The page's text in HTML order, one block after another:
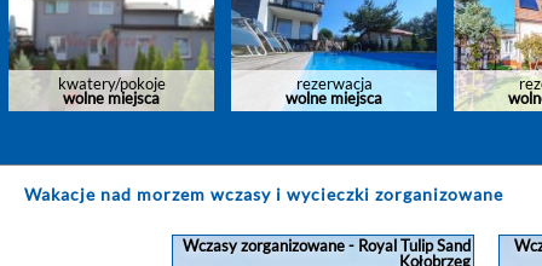
rezerwacja
wolne miejsca
rezerwacja
wolne miejsca
Wakacje nad morzem wczasy i wycieczki zorganizowane
Wczasy zorganizowane - Royal Tulip Sand
Kołobrzeg